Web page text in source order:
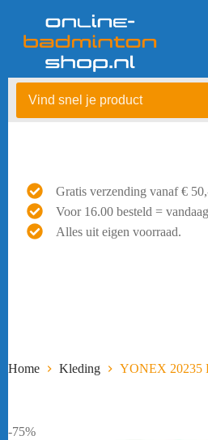
Gratis verzending vanaf €
Voor 16.00 besteld =
Alles uit eigen voorraad.
Home Kleding YONEX 20235
-75%